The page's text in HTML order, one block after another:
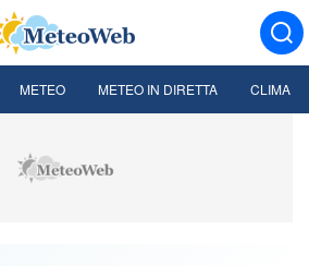
METEO METEO IN DIRETTA CLIMA